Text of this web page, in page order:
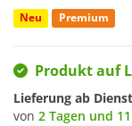
Neu
Premium
Produkt auf
Lieferung ab
von 2 Tagen und